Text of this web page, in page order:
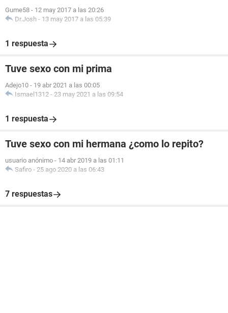
Gume58 - 12 may 2017 a las 20:26
Dr.Josh - 13 may 2017 a las 05:39
1 respuesta
Tuve sexo con mi prima
Adejo10 - 19 abr 2021 a las 00:05
Ismael1312 - 23 may 2021 a las 09:54
1 respuesta
Tuve sexo con mi hermana ¿como lo repito?
usuario anónimo - 14 abr 2019 a las 01:11
Safiro - 25 ago 2020 a las 06:43
7 respuestas